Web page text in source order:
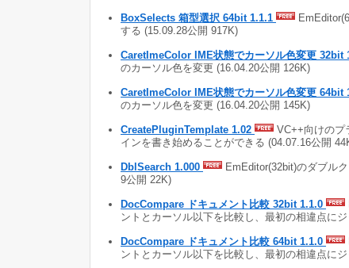
BoxSelects 箱型選択 64bit 1.1.1
する (15.09.28公開 917K)
CaretImeColor IME状態でカーソル色変更 32bit
のカーソル色を変更 (16.04.20公開 126K)
CaretImeColor IME状態でカーソル色変更 64bit
のカーソル色を変更 (16.04.20公開 145K)
CreatePluginTemplate 1.02
VC++向けのプ
インを書き始めることができる (04.07.16公開
DblSearch 1.000
EmEditor(32bit)のダブル
9公開 22K)
DocCompare ドキュメント比較 32bit 1.1.0
ントとカーソル以下を比較し、最初の相違点に
DocCompare ドキュメント比較 64bit 1.1.0
ントとカーソル以下を比較し、最初の相違点に